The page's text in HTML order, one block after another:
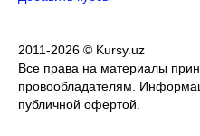
2011-2026 © Kursy.uz
Все права на материалы
провообладателям.
публичной офертой.